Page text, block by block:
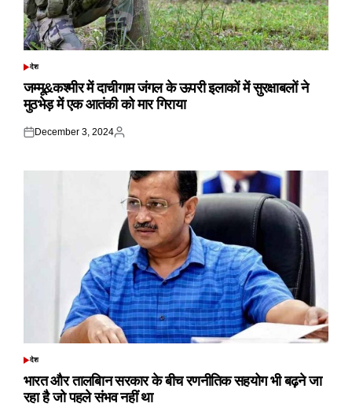
POSTED
देश
जम्मू&कश्मीर में दाचीगाम जंगल के ऊपरी इलाकों में सुरक्षाबलों ने
मुठभेड़ में एक आतंकी को मार गिराया
Posted
December 3, 2024
Posted
POSTED
देश
भारत और तालबिान सरकार के बीच रणनीतिक सहयोग भी बढ़ने जा
रहा है जो पहले संभव नहीं था